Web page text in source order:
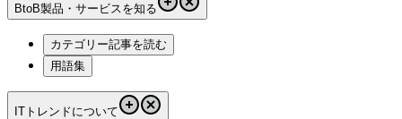
BtoB製品・サービスを知る
カテゴリー記事を読む
用語集
ITトレンドについて